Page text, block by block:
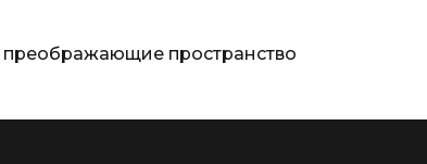
преображающие пространство